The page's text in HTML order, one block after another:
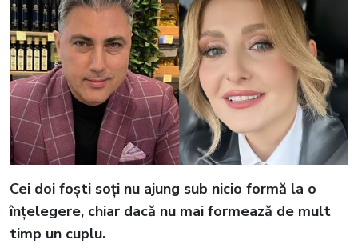
Cei doi foști soți nu ajung sub nicio formă la o
înțelegere, chiar dacă nu mai formează de mult
timp un cuplu.